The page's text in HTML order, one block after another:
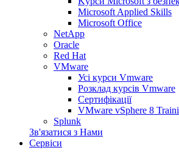
Microsoft Applied Skills
Microsoft Office
NetApp
Oracle
Red Hat
VMware
Усі курси Vmware
Розклад курсів Vmware
Сертифікації
VMware vSphere 8
Splunk
Зв'язатися з Нами
Сервіси